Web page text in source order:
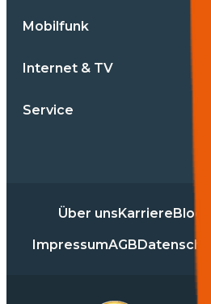
Mobilfunk
Internet & TV
Service
Über unsKarriereBlog
ImpressumAGB